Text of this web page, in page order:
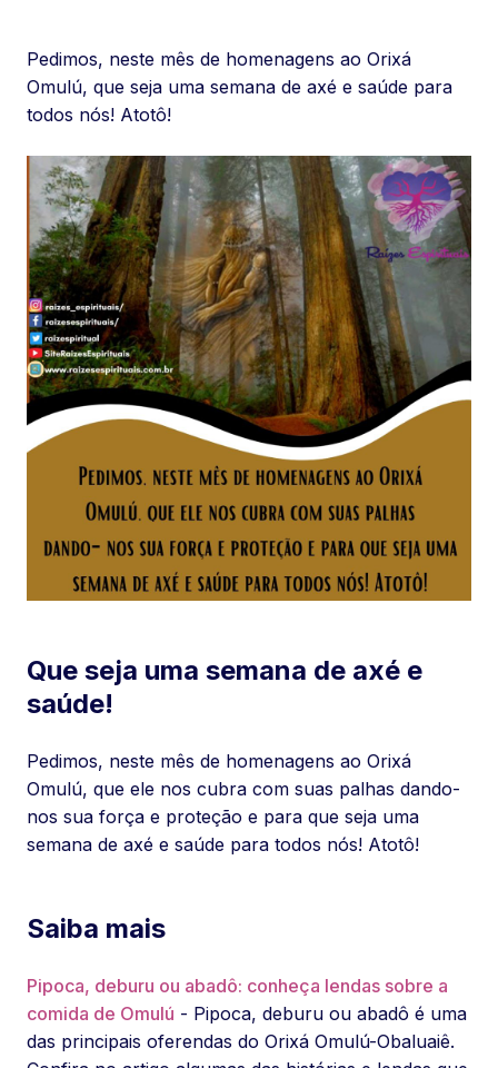
Pedimos, neste mês de homenagens ao Orixá
Omulú, que seja uma semana de axé e saúde para
todos nós! Atotô!
Que seja uma semana de axé e
saúde!
Pedimos, neste mês de homenagens ao Orixá
Omulú, que ele nos cubra com suas palhas dando-
nos sua força e proteção e para que seja uma
semana de axé e saúde para todos nós! Atotô!
Saiba mais
Pipoca, deburu ou abadô: conheça lendas sobre a
comida de Omulú - Pipoca, deburu ou abadô é uma
das principais oferendas do Orixá Omulú-Obaluaiê.